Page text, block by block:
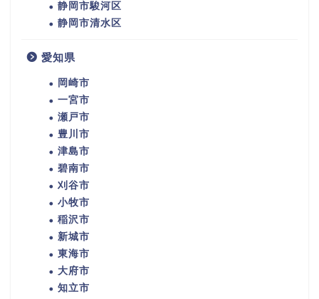
静岡市駿河区
静岡市清水区
愛知県
岡崎市
一宮市
瀬戸市
豊川市
津島市
碧南市
刈谷市
小牧市
稲沢市
新城市
東海市
大府市
知立市